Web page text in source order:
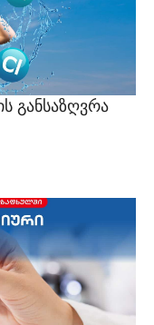
განსაზღვრა